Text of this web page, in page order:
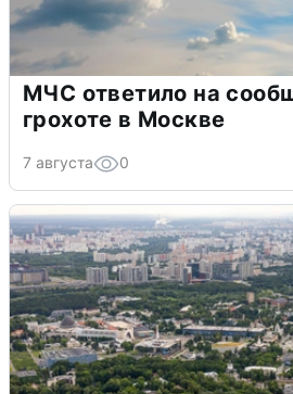
МЧС ответило на
грохоте в Москве
7 августа 0